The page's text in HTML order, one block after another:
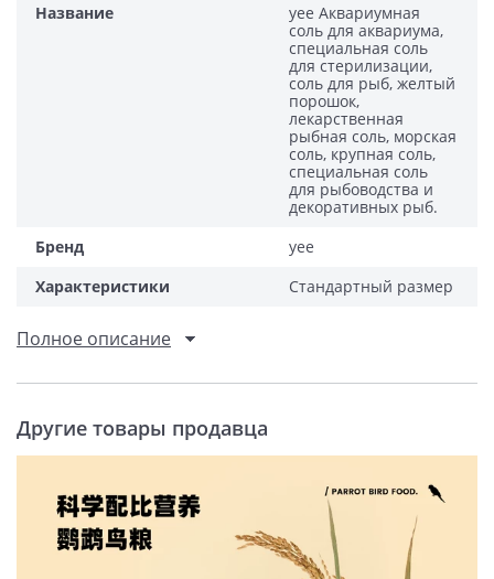
Название
yee Аквариумная
соль для аквариума,
специальная соль
для стерилизации,
соль для рыб, желтый
порошок,
лекарственная
рыбная соль, морская
соль, крупная соль,
специальная соль
для рыбоводства и
декоративных рыб.
Бренд
yee
Характеристики
Стандартный размер
Полное описание
Другие товары продавца